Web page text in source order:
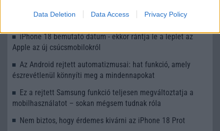
Data Deletion Data Access Privacy Policy
Számos népszerű Samsung Galaxy készülék kimarad a One
UI 9 frissítésből – itt a lista az érintett modellekről
iPhone 18 bemutató dátum - ekkor rántja le a leplet az
Apple az új csúcsmobilokról
Az Android rejtett automatizmusai: hat funkció, amely
észrevétlenül könnyíti meg a mindennapokat
Ez a rejtett Samsung funkció teljesen megváltoztatja a
mobilhasználatot – sokan mégsem tudnak róla
Nem biztos, hogy érdemes kivárni az iPhone 18 Prot